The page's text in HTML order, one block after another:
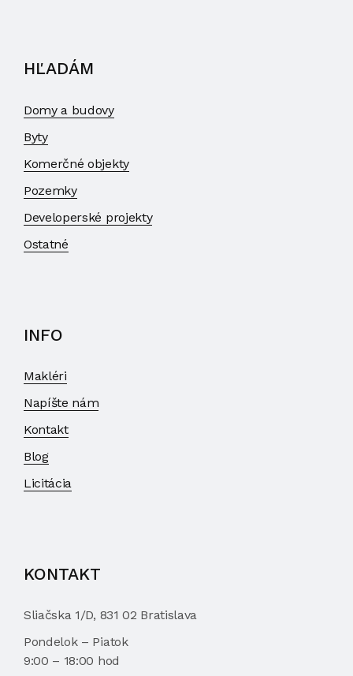
HĽADÁM
Domy a budovy
Byty
Komerčné objekty
Pozemky
Developerské projekty
Ostatné
INFO
Makléri
Napíšte nám
Kontakt
Blog
Licitácia
KONTAKT
Sliačska 1/D, 831 02 Bratislava
Pondelok – Piatok
9:00 – 18:00 hod